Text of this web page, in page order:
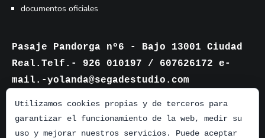
documentos oficiales
Pasaje Pandorga nº6 - Bajo 13001 Ciudad
Real.Telf.- 926 010197 / 607626172 e-
mail.-yolanda@segadestudio.com
Utilizamos cookies propias y de terceros para
garantizar el funcionamiento de la web, medir su
uso y mejorar nuestros servicios. Puede aceptar